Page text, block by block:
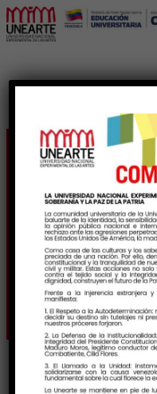
El
van a la
de